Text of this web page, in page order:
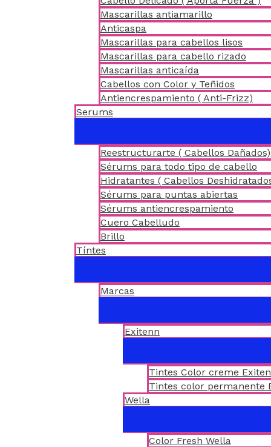
Mascarillas antiamarillo
Anticaspa
Mascarillas para cabellos lisos
Mascarillas para cabello rizado
Mascarillas anticaída
Cabellos con Color y Teñidos
Antiencrespamiento ( Anti-Frizz)
Serums
Reestructurarte ( Cabellos Dañados)
Sérums para todo tipo de cabello
Hidratantes ( Cabellos
Sérums para puntas abiertas
Sérums antiencrespamiento
Cuero Cabelludo
Brillo
Tíntes
Marcas
Exitenn
Tintes Color creme
Tintes color permanente
Wella
Color Fresh Wella